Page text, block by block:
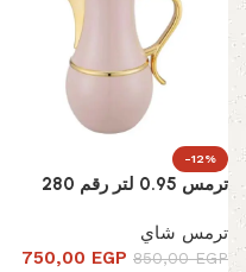
-12%
ترمس 0.95 لتر رقم 280
ترمس شاي
850,00EGP
750,00 EGP